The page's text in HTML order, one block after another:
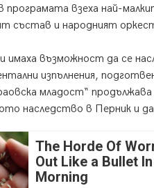
програмата взеха най-
състав и народният
имаха възможност да се
изпълнения,
младост“
наследство в Перник и
The Horde Of
Out Like a Bullet
Morning